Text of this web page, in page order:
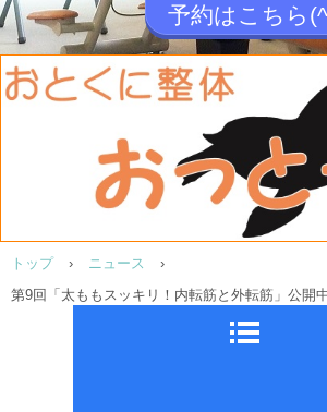
予約はこちら
トップ › ニュース
›
第9回「太ももスッキリ！内転筋と外転筋」公開